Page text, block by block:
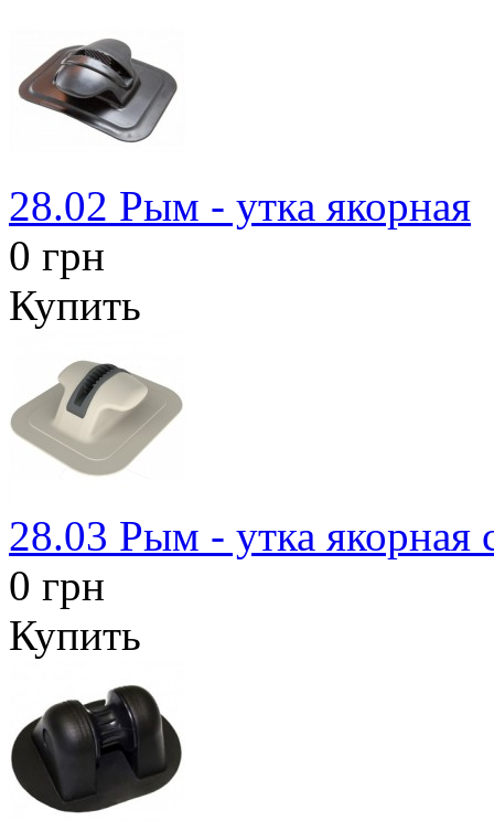
28.02 Рым - утка якорная
0 грн
Купить
28.03 Рым - утка якорная
0 грн
Купить